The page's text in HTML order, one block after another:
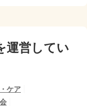
運営してい
ケア